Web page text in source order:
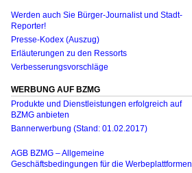
Werden auch Sie Bürger-Journalist und Stadt-
Reporter!
Presse-Kodex (Auszug)
Erläuterungen zu den Ressorts
Verbesserungsvorschläge
WERBUNG AUF BZMG
Produkte und Dienstleistungen erfolgreich auf
BZMG anbieten
Bannerwerbung (Stand: 01.02.2017)
AGB BZMG – Allgemeine
Geschäftsbedingungen für die Werbeplattformen